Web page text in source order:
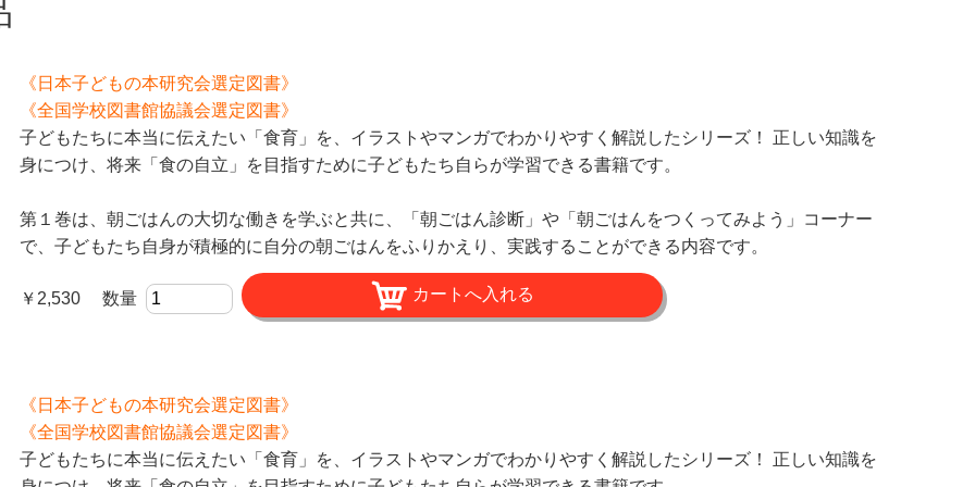
《日本子どもの本研究会選定図書》
《全国学校図書館協議会選定図書》
子どもたちに本当に伝えたい「食育」を、イラストやマンガでわかりやすく解説したシリーズ！ 正しい知識を
身につけ、将来「食の自立」を目指すために子どもたち自らが学習できる書籍です。
第１巻は、朝ごはんの大切な働きを学ぶと共に、「朝ごはん診断」や「朝ごはんをつくってみよう」コーナー
で、子どもたち自身が積極的に自分の朝ごはんをふりかえり、実践することができる内容です。
￥2,530 数量
《日本子どもの本研究会選定図書》
《全国学校図書館協議会選定図書》
子どもたちに本当に伝えたい「食育」を、イラストやマンガでわかりやすく解説したシリーズ！ 正しい知識を